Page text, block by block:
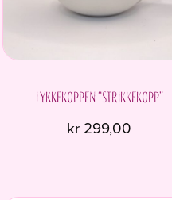
Lykkekoppen “Strikkekopp”
kr 299,00